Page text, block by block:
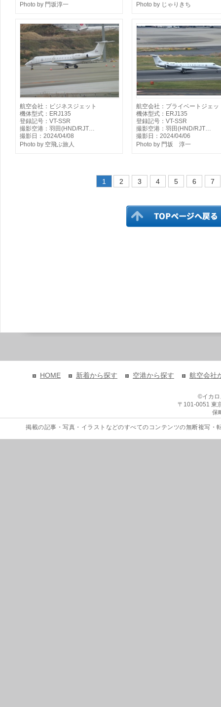
Photo by 門坂淳一
Photo by じゃりきち
航空会社：ビジネスジェット
機体型式：ERJ135
登録記号：VT-SSR
撮影空港：羽田(HND/RJT…
撮影日：2024/04/08
Photo by 空飛ぶ旅人
航空会社：プライベートジェッ
機体型式：ERJ135
登録記号：VT-SSR
撮影空港：羽田(HND/RJT…
撮影日：2024/04/06
Photo by 門坂 淳一
1 2 3 4 5 6 7
HOME 新着から探す 空港から探す 航空会社
©イカ
〒101-0051 東
保
掲載の記事・写真・イラストなどのすべてのコンテンツの無断複